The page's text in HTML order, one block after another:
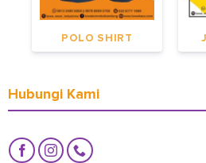
POLO SHIRT
Hubungi Kami